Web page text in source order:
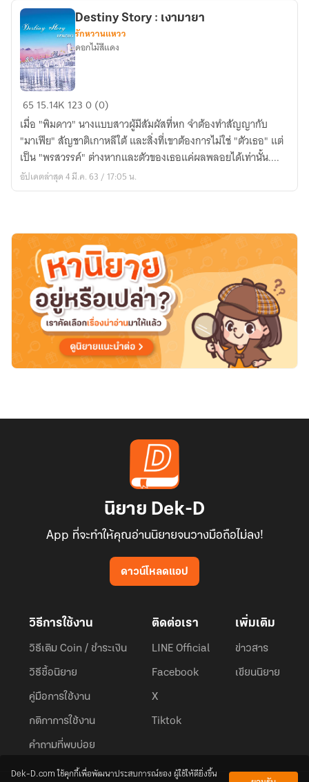
Destiny
Story
:
เงา
มายา
Destiny Story : เงามายา
รักหวานแหวว
ดอกไม้สีแดง
65 15.14K 1230 (0)
เมื่อ "พิมดาว" นางแบบสาวผู้มีสัมผัสที่หก จำต้องทำสัญญากับ
"มาเฟีย" สัญชาติเกาหลีใต้ และสิ่งที่เขาต้องการไม่ใช่ "ตัวเธอ" แต่
เป็น "พรสวรรค์" ต่างหากและตัวของเธอแค่ผลพลอยได้เท่านั้น....
อัปเดตล่าสุด 4 มี.ค. 63 / 17:05 น.
นิยาย Dek-D
App ที่จะทำให้คุณอ่านนิยายจนวางมือถือไม่ลง!
ดาวน์โหลดแอป
วิธีการใช้งาน
วิธีเติม Coin / ชำระเงิน
วิธีซื้อนิยาย
คู่มือการใช้งาน
กติกาการใช้งาน
คำถามที่พบบ่อย
ติดต่อเรา
LINE Official
Facebook
X
Tiktok
เพิ่มเติม
ข่าวสาร
เขียนนิยาย
Dek-D.com ใช้คุกกี้เพื่อพัฒนาประสบการณ์ของ ผู้ใช้ให้ดียิ่งขึ้น